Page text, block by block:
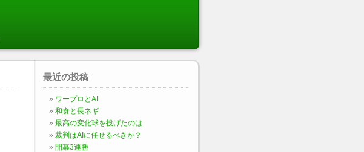
最近の投稿
ワープロとAI
和食と長ネギ
最高の変化球を投げたのは
裁判はAIに任せるべきか？
開幕3連勝